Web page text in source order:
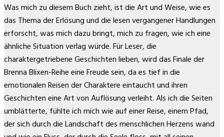
Was mich zu diesem Buch zieht, ist die Art und Weise, wie es
das Thema der Erlösung und die lesen vergangener Handlungen
erforscht, was mich dazu bringt, mich zu fragen, wie ich eine
ähnliche Situation verlag würde. Für Leser, die
charaktergetriebene Geschichten lieben, wird das Finale der
Brenna Blixen-Reihe eine Freude sein, da es tief in die
emotionalen Reisen der Charaktere eintaucht und ihren
Geschichten eine Art von Auflösung verleiht. Als ich die Seiten
umblätterte, fühlte ich mich wie auf einer Reise, einem Pfad,
der sich durch die Landschaft des menschlichen Herzens wand